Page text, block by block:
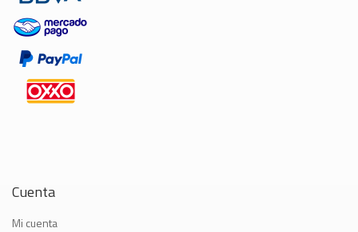
Cuenta
Mi cuenta